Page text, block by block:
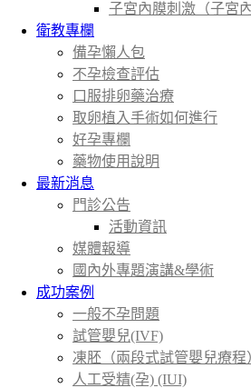
子宮內膜刺激（子宮
衛教專欄
備孕懶人包
不孕檢查評估
口服排卵藥治療
取卵植入手術如何進行
好孕專欄
藥物使用說明
最新消息
門診公告
活動資訊
媒體報導
國內外專題演講&學術
成功案例
一般不孕問題
試管嬰兒(IVF)
凍胚（兩段式試管嬰兒療程
人工受精(孕) (IUI)